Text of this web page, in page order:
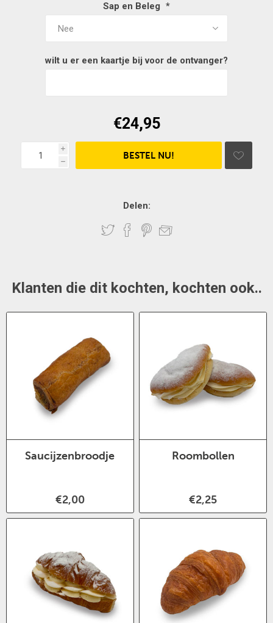
Sap en Beleg *
wilt u er een kaartje bij voor de ontvanger? type hier
€24,95
i
h
Delen:
Klanten die dit kochten, kochten ook..
Saucijzenbroodje
€2,00
Roombollen
€2,25